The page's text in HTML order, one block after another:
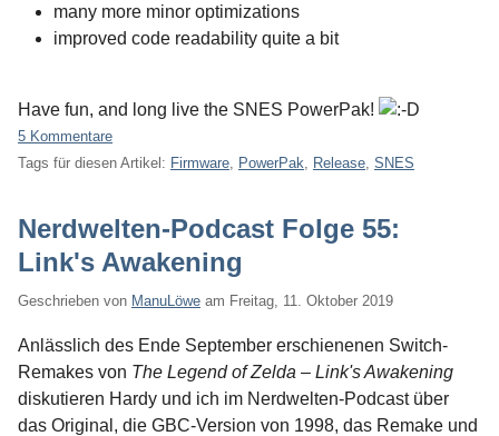
many more minor optimizations
improved code readability quite a bit
Have fun, and long live the SNES PowerPak!
5 Kommentare
Tags für diesen Artikel: Firmware PowerPak Release SNES
Nerdwelten-Podcast Folge 55:
Link's Awakening
Geschrieben von ManuLöwe am Freitag, 11. Oktober 2019
Anlässlich des Ende September erschienenen Switch-
Remakes von The Legend of Zelda – Link's Awakening
diskutieren Hardy und ich im Nerdwelten-Podcast über
das Original, die GBC-Version von 1998, das Remake und